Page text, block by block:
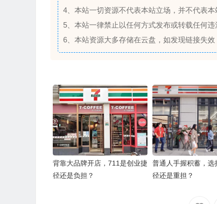
4、本站一切资源不代表本站立场，并不代表本
5、本站一律禁止以任何方式发布或转载任何
6、本站资源大多存储在云盘，如发现链接失效
背靠大品牌开店，711是创业捷
径还是负担？
普通人手握积蓄，选
径还是重担？